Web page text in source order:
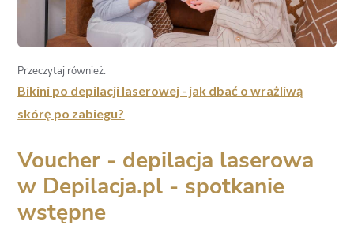
Przeczytaj również:
Bikini po depilacji laserowej - jak dbać o wrażliwą
skórę po zabiegu?
Voucher - depilacja laserowa
w Depilacja.pl - spotkanie
wstępne